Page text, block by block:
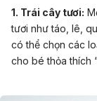
1. Trái cây tươi:
tươi như táo, lê,
có thể chọn các
cho bé thỏa thích